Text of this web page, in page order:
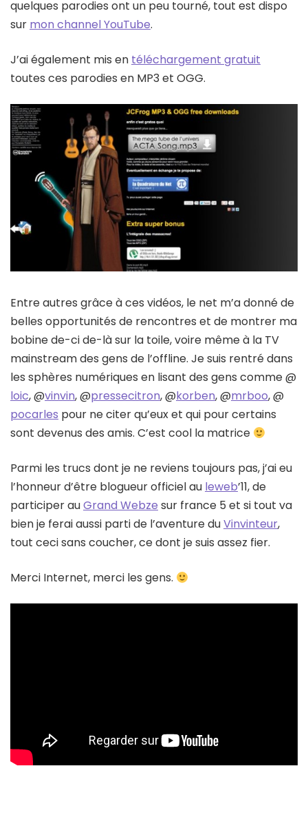
quelques parodies ont un peu tourné, tout est dispo
sur mon channel YouTube.
J’ai également mis en téléchargement gratuit
toutes ces parodies en MP3 et OGG.
Entre autres grâce à ces vidéos, le net m’a donné de
belles opportunités de rencontres et de montrer ma
bobine de-ci de-là sur la toile, voire même à la TV
mainstream des gens de l’offline. Je suis rentré dans
les sphères numériques en lisant des gens comme @
loic, @vinvin, @pressecitron, @korben, @mrboo, @
pocarles pour ne citer qu’eux et qui pour certains
sont devenus des amis. C’est cool la matrice
Parmi les trucs dont je ne reviens toujours pas, j’ai eu
l’honneur d’être blogueur officiel au leweb’11, de
participer auGrand Webze sur france 5 et si tout va
bien je ferai aussi parti de l’aventure duVinvinteur,
tout ceci sans coucher, ce dont je suis assez fier.
Merci Internet, merci les gens.